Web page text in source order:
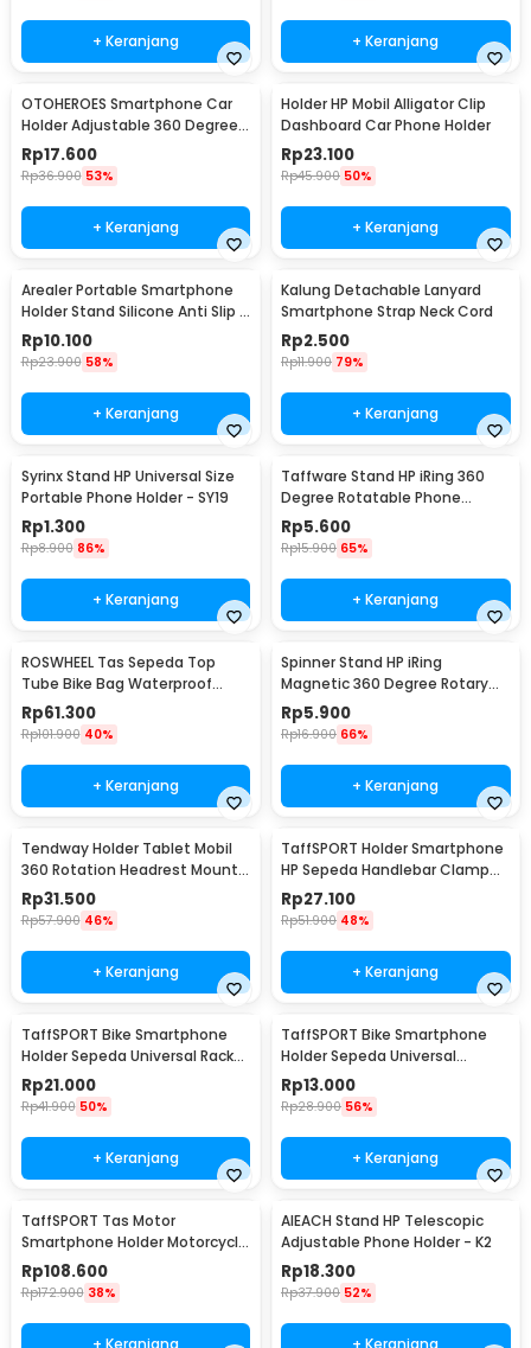
+ Keranjang + Keranjang
OTOHEROES Smartphone Car
Holder Adjustable 360 Degree
with Suction Cup - T003
Rp17.600
Rp36.900 53%
+ Keranjang
Holder HP Mobil Alligator Clip
Dashboard Car Phone Holder
Rp23.100
Rp45.900 50%
+ Keranjang
Arealer Portable Smartphone
Holder Stand Silicone Anti Slip -
PA456
Rp10.100
Rp23.900 58%
+ Keranjang
Kalung Detachable Lanyard
Smartphone Strap Neck Cord
Rp2.500
Rp11.900 79%
+ Keranjang
Syrinx Stand HP Universal Size
Portable Phone Holder - SY19
Rp1.300
Rp8.900 86%
+ Keranjang
Taffware Stand HP iRing 360
Degree Rotatable Phone
Holder - R20
Rp5.600
Rp15.900 65%
+ Keranjang
ROSWHEEL Tas Sepeda Top
Tube Bike Bag Waterproof
Holder HP 6 Inch - ROS12
Rp61.300
Rp101.900 40%
+ Keranjang
Spinner Stand HP iRing
Magnetic 360 Degree Rotary
Phone Holder
Rp5.900
Rp16.900 66%
+ Keranjang
Tendway Holder Tablet Mobil
360 Rotation Headrest Mount
8-11 Inch - SBT-1104
Rp31.500
Rp57.900 46%
+ Keranjang
TaffSPORT Holder Smartphone
HP Sepeda Handlebar Clamp
Bicycle Holder - YP07
Rp27.100
Rp51.900 48%
+ Keranjang
TaffSPORT Bike Smartphone
Holder Sepeda Universal Rack
Bicycle - BM03
Rp21.000
Rp41.900 50%
+ Keranjang
TaffSPORT Bike Smartphone
Holder Sepeda Universal
Bicycle - JR-OK5
Rp13.000
Rp28.900 56%
+ Keranjang
TaffSPORT Tas Motor
Smartphone Holder Motorcycle
Fuel Bag - SA212
Rp108.600
Rp172.900 38%
+ Keranjang
AIEACH Stand HP Telescopic
Adjustable Phone Holder - K2
Rp18.300
Rp37.900 52%
+ Keranjang